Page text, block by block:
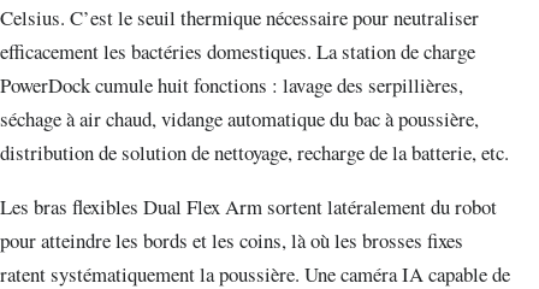
Celsius. C’est le seuil thermique nécessaire pour neutraliser
efficacement les bactéries domestiques. La station de charge
PowerDock cumule huit fonctions : lavage des serpillières,
séchage à air chaud, vidange automatique du bac à poussière,
distribution de solution de nettoyage, recharge de la batterie, etc.
Les bras flexibles Dual Flex Arm sortent latéralement du robot
pour atteindre les bords et les coins, là où les brosses fixes
ratent systématiquement la poussière. Une caméra IA capable de